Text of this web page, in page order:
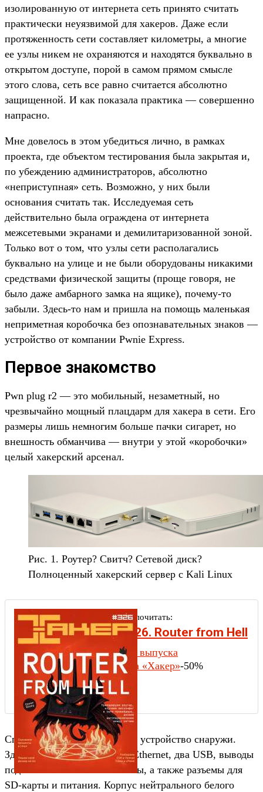
изолированную от интернета сеть принято считать
практически неуязвимой для хакеров. Даже если
протяженность сети составляет километры, а многие
ее узлы никем не охраняются и находятся буквально в
открытом доступе, порой в самом прямом смысле
этого слова, сеть все равно считается абсолютно
защищенной. И как показала практика — совершенно
напрасно.
Мне довелось в этом убедиться лично, в рамках
проекта, где объектом тестирования была закрытая и,
по убеждению администраторов, абсолютно
«неприступная» сеть. Возможно, у них были
основания считать так. Исследуемая сеть
действительно была ограждена от интернета
межсетевыми экранами и демилитаризованной зоной.
Только вот о том, что узлы сети располагались
буквально на улице и не были оборудованы никакими
средствами физической защиты (проще говоря, не
было даже амбарного замка на ящике), почему-то
забыли. Здесь-то нам и пришла на помощь маленькая
неприметная коробочка без опознавательных знаков —
устройство от компании Pwnie Express.
Первое знакомство
Pwn plug r2 — это мобильный, незаметный, но
чрезвычайно мощный плацдарм для хакера в сети. Его
размеры лишь немногим больше пачки сигарет, но
внешность обманчива — внутри у этой «коробочки»
целый хакерский арсенал.
Рис. 1. Роутер? Свитч? Сетевой диск?
Полноценный хакерский сервер с Kali Linux
Рекомендуем почитать:
Хакер #326. Router from Hell
Содержание выпуска
Подписка на «Хакер»-50%
Cперваа давай посмотрим на устройство снаружи.
Здесь все ясно: два разъема Ethernet, два USB, выводы
под Wi-Fi и Bluetooth-антенны, а также разъемы для
SD-карты и питания. Корпус нейтрального белого